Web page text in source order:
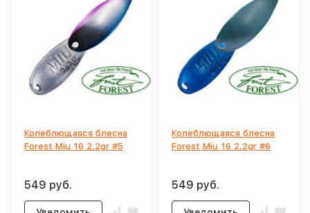
Колеблющаяся блесна
Forest Miu 16 2.2gr #5
549 руб.
Колеблющаяся блесна
Forest Miu 16 2.2gr #6
549 руб.